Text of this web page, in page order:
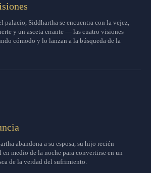
palacio, Siddhartha se encuentra con la vejez,
y un asceta errante — las cuatro visiones
cómodo y lo lanzan a la búsqueda de la
abandona a su esposa, su hijo recién
medio de la noche para convertirse en un
de la verdad del sufrimiento.